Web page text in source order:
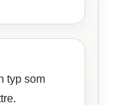
typ som